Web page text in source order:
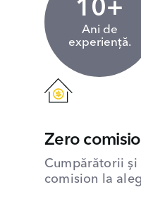
10+
Ani de
experiență.
Zero
Cumpărătorii
comision la